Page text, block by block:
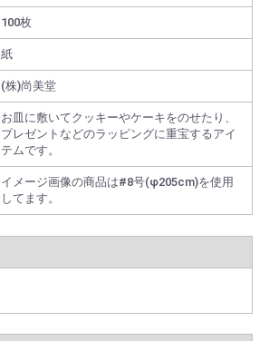
100枚
紙
(株)尚美堂
お皿に敷いてクッキーやケーキをのせたり、
プレゼントなどのラッピングに重宝するアイ
テムです。
イメージ画像の商品は#8号(φ205cm)を使用
してます。